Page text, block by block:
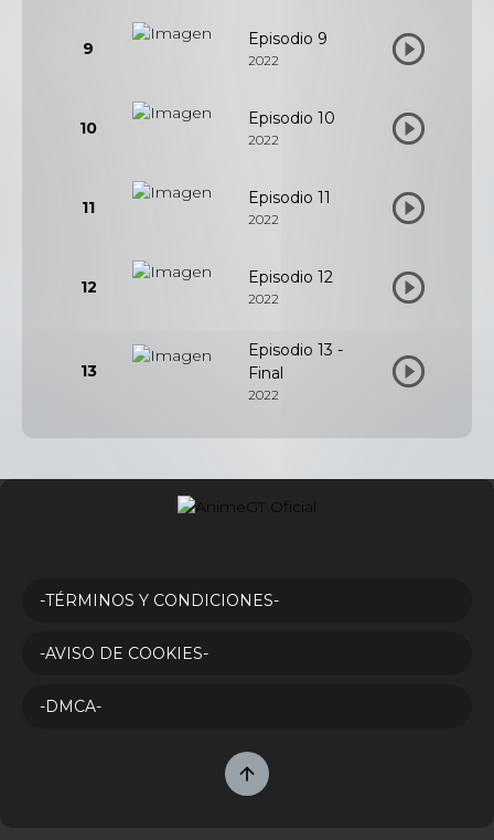
9 Episodio 9
2022
10 Episodio 10
2022
11 Episodio 11
2022
12 Episodio 12
2022
13
Episodio 13 -
Final
2022
-TÉRMINOS Y CONDICIONES-
-AVISO DE COOKIES-
-DMCA-